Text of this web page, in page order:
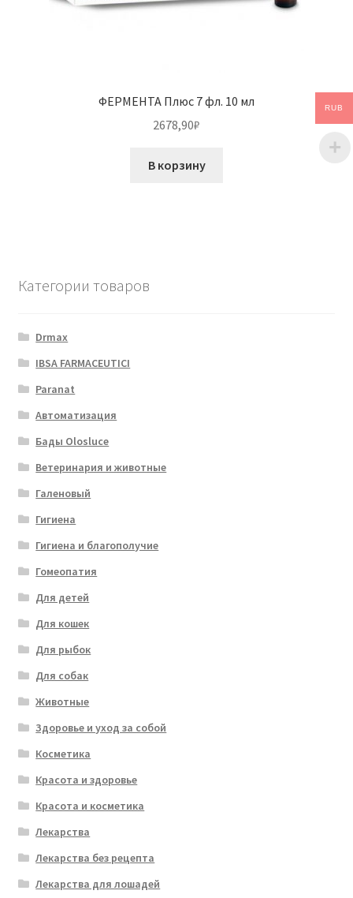
ФЕРМЕНТА Плюс 7 фл. 10 мл
2678,90₽
В корзину
Категории товаров
Drmax
IBSA FARMACEUTICI
Paranat
Автоматизация
Бады Olosluce
Ветеринария и животные
Галеновый
Гигиена
Гигиена и благополучие
Гомеопатия
Для детей
Для кошек
Для рыбок
Для собак
Животные
Здоровье и уход за собой
Косметика
Красота и здоровье
Красота и косметика
Лекарства
Лекарства без рецепта
Лекарства для лошадей
RUB